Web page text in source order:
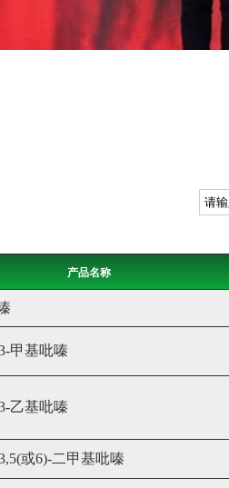
产品名称
甲基吡嗪
乙基吡嗪
或6)-二甲基吡嗪